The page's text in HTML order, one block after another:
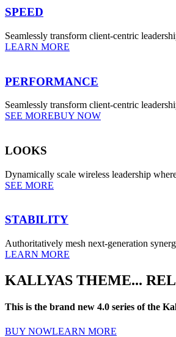
SPEED
Seamlessly transform client-centric
LEARN MORE
PERFORMANCE
Seamlessly transform client-centric
SEE MOREBUY NOW
LOOKS
Dynamically scale wireless leadership
SEE MORE
STABILITY
Authoritatively mesh next-generation
LEARN MORE
KALLYAS THEME...
This is the brand new 4.0 series of the
BUY NOWLEARN MORE